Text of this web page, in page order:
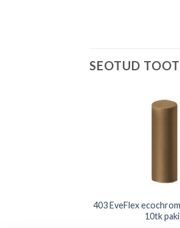
SEOTUD
403 EveFlex
10tk